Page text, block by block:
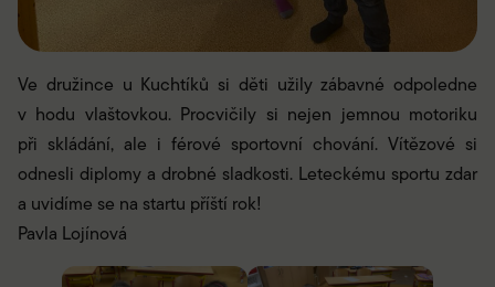
Ve družince u Kuchtíků si děti užily zábavné odpoledne
v hodu vlaštovkou. Procvičily si nejen jemnou motoriku
při skládání, ale i férové sportovní chování. Vítězové si
odnesli diplomy a drobné sladkosti. Leteckému sportu zdar
a uvidíme se na startu příští rok!
Pavla Lojínová